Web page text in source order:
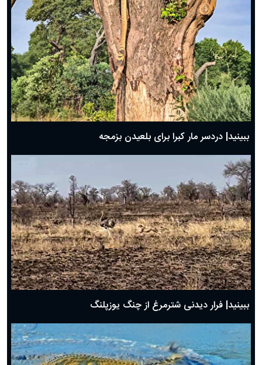
ببینید| دردسر مار کبرا برای بلعیدن بزمجه
ببینید| فرار دیدنی شترمرغ از چنگ یوزپلنگ